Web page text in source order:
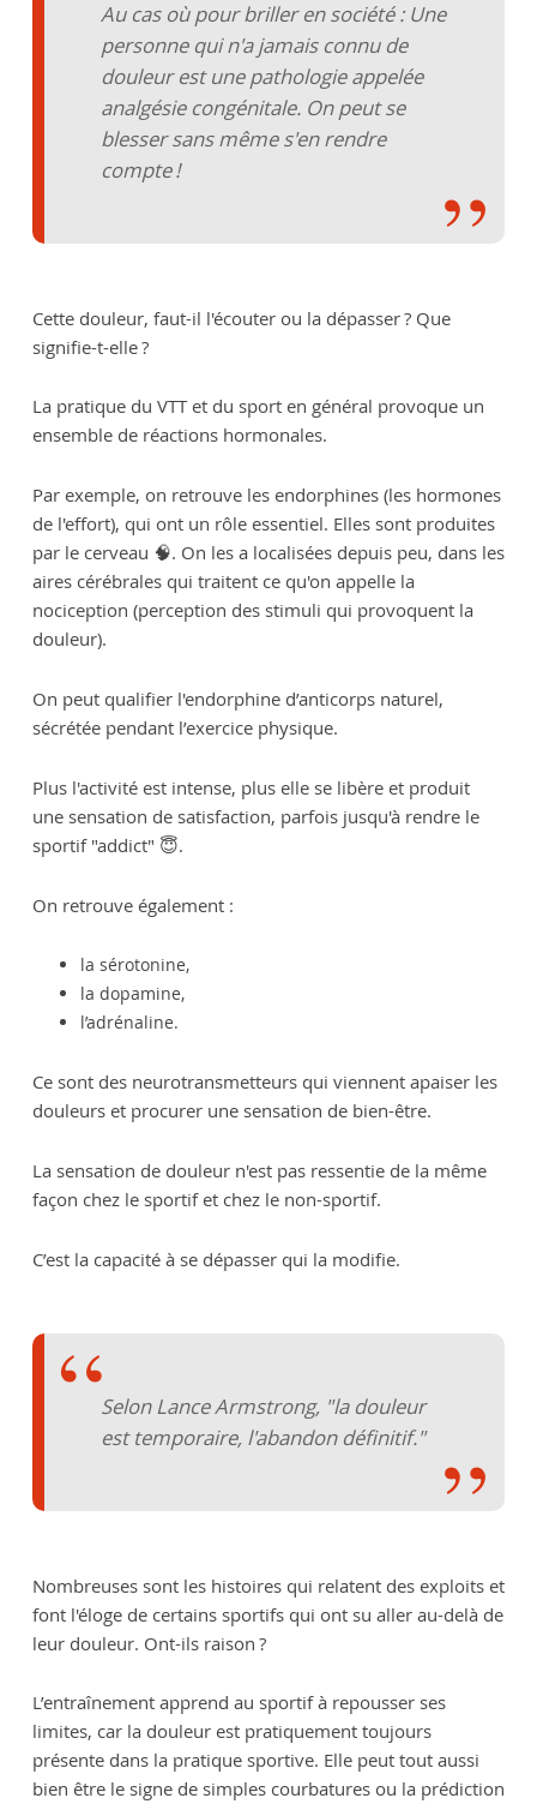
Au cas où pour briller en société : Une
personne qui n'a jamais connu de
douleur est une pathologie appelée
analgésie congénitale. On peut se
blesser sans même s'en rendre
compte !
Cette douleur, faut-il l'écouter ou la dépasser ? Que
signifie-t-elle ?
La pratique du VTT et du sport en général provoque un
ensemble de réactions hormonales.
Par exemple, on retrouve les endorphines (les hormones
de l'effort), qui ont un rôle essentiel. Elles sont produites
par le cerveau 🧠. On les a localisées depuis peu, dans les
aires cérébrales qui traitent ce qu'on appelle la
nociception (perception des stimuli qui provoquent la
douleur).
On peut qualifier l'endorphine d’anticorps naturel,
sécrétée pendant l’exercice physique.
Plus l'activité est intense, plus elle se libère et produit
une sensation de satisfaction, parfois jusqu'à rendre le
sportif "addict" 😇.
On retrouve également :
la sérotonine,
la dopamine,
l’adrénaline.
Ce sont des neurotransmetteurs qui viennent apaiser les
douleurs et procurer une sensation de bien-être.
La sensation de douleur n'est pas ressentie de la même
façon chez le sportif et chez le non-sportif.
C’est la capacité à se dépasser qui la modifie.
Selon Lance Armstrong, "la douleur
est temporaire, l'abandon définitif."
Nombreuses sont les histoires qui relatent des exploits et
font l'éloge de certains sportifs qui ont su aller au-delà de
leur douleur. Ont-ils raison ?
L’entraînement apprend au sportif à repousser ses
limites, car la douleur est pratiquement toujours
présente dans la pratique sportive. Elle peut tout aussi
bien être le signe de simples courbatures ou la prédiction